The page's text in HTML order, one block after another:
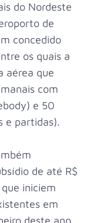
do Nordeste
de
concedido
os quais a
aérea que
com
e 50
e partidas).
de até R$
iniciem
em
deste ano,